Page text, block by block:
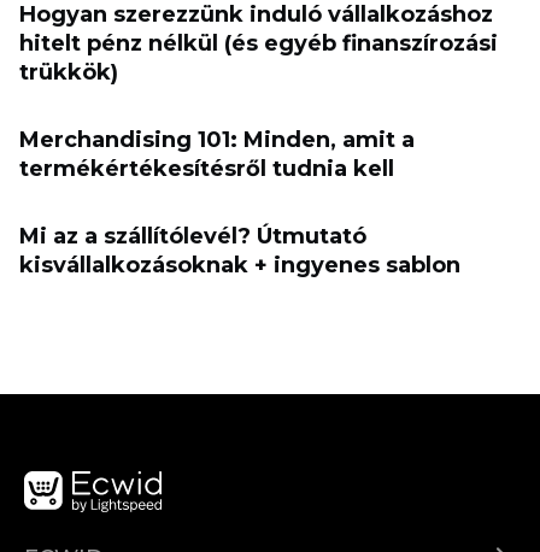
Hogyan szerezzünk induló vállalkozáshoz
hitelt pénz nélkül (és egyéb finanszírozási
trükkök)
Merchandising 101: Minden, amit a
termékértékesítésről tudnia kell
Mi az a szállítólevél? Útmutató
kisvállalkozásoknak + ingyenes sablon